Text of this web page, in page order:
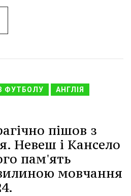
ФУТБОЛУ АНГЛІЯ
пішов з
Невеш і Кансело
пам'ять
мовчання